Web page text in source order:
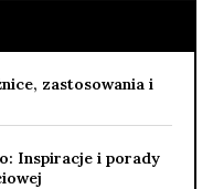
zastosowania i
Inspiracje i porady